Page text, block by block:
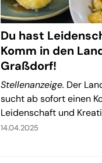
Du hast
Komm in den
Graßdorf!
Stellenanzeige. Der
sucht ab sofort einen
Leidenschaft und
14.04.2025